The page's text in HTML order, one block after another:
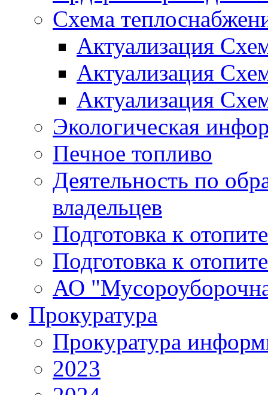
Схема
Актуализация
Актуализация
Актуализация
Экологическая
Печное топливо
Деятельность по
владельцев
Подготовка к
Подготовка к
АО
Прокуратура
Прокуратура
2023